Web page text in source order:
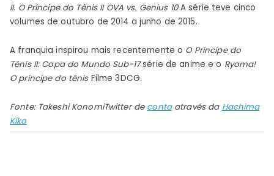
II. O Príncipe do Tênis II OVA vs. Genius 10A série teve cinco
volumes de outubro de 2014 a junho de 2015.
A franquia inspirou mais recentemente o O Príncipe do
Tênis II: Copa do Mundo Sub-17série de anime e o Ryoma!
O príncipe do tênisFilme 3DCG.
Fonte: Takeshi KonomiTwitter de contaatravés da Hachima
Kiko